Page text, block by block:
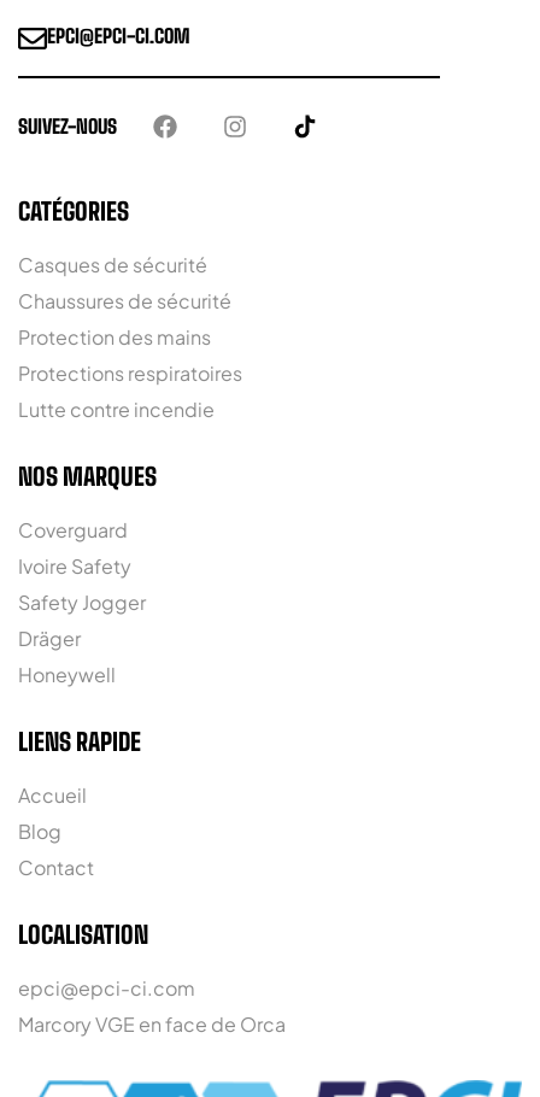
EPCI@EPCI-CI.COM
SUIVEZ-NOUS
CATÉGORIES
Casques de sécurité
Chaussures de sécurité
Protection des mains
Protections respiratoires
Lutte contre incendie
NOS MARQUES
Coverguard
Ivoire Safety
Safety Jogger
Dräger
Honeywell
LIENS RAPIDE
Accueil
Blog
Contact
LOCALISATION
epci@epci-ci.com
Marcory VGE en face de Orca